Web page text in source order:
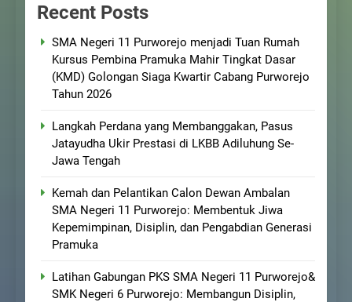
Recent Posts
SMA Negeri 11 Purworejo menjadi Tuan Rumah
Kursus Pembina Pramuka Mahir Tingkat Dasar
(KMD) Golongan Siaga Kwartir Cabang Purworejo
Tahun 2026
Langkah Perdana yang Membanggakan, Pasus
Jatayudha Ukir Prestasi di LKBB Adiluhung Se-
Jawa Tengah
Kemah dan Pelantikan Calon Dewan Ambalan
SMA Negeri 11 Purworejo: Membentuk Jiwa
Kepemimpinan, Disiplin, dan Pengabdian Generasi
Pramuka
Latihan Gabungan PKS SMA Negeri 11 Purworejo&
SMK Negeri 6 Purworejo: Membangun Disiplin,